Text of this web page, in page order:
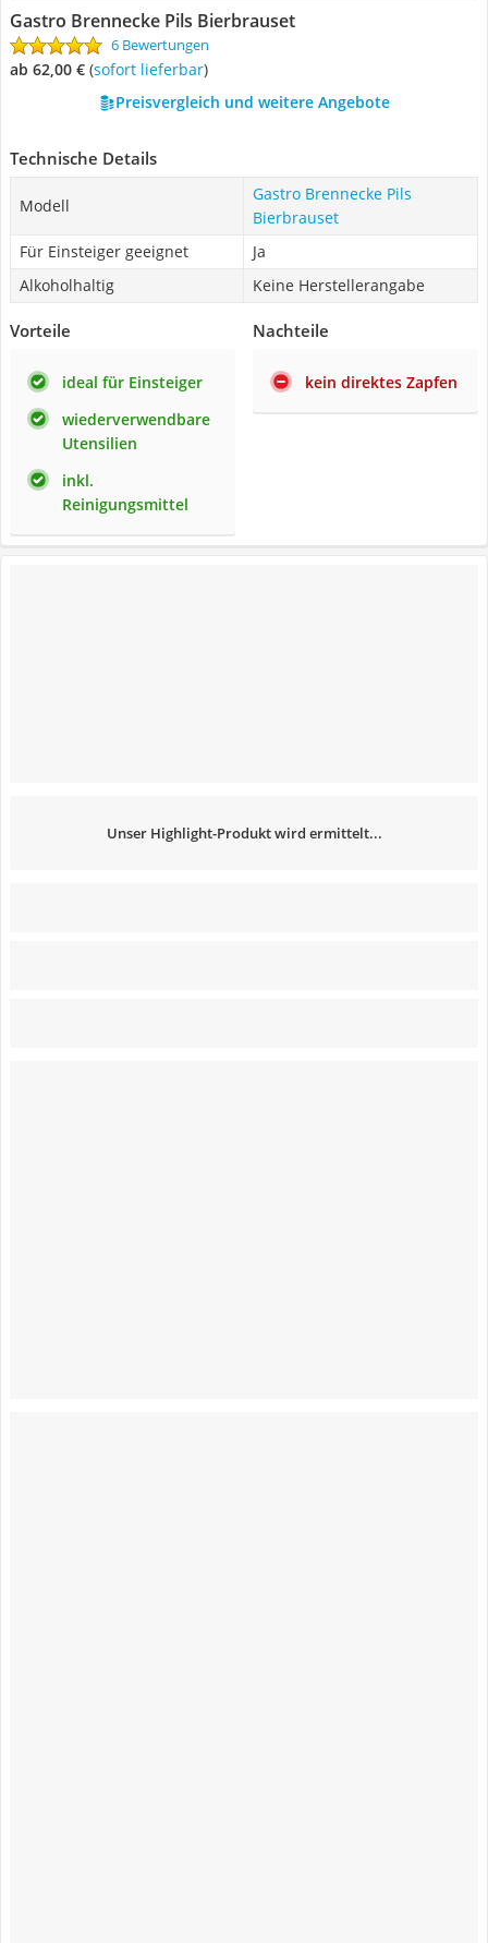
‎Gastro Brennecke Pils Bierbrauset
6 Bewertungen
ab 62,00 € ( Sofort lieferbar)
Preisvergleich und weitere Angebote
Technische Details
Modell
‎Gastro Brennecke Pils
Bierbrauset
Für Einsteiger geeignet
Ja
Alkoholhaltig
Keine Herstellerangabe
Vorteile
ideal für Einsteiger
wiederverwendbare
Utensilien
inkl.
Reinigungsmittel
Nachteile
kein direktes Zapfen
Unser Highlight-Produkt wird ermittelt...